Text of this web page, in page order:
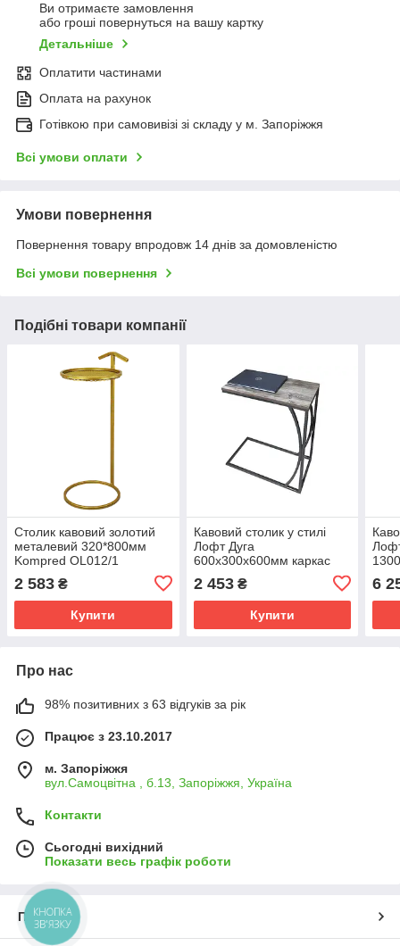
Ви отримаєте замовлення
або гроші повернуться на вашу картку
Детальніше
Оплатити частинами
Оплата на рахунок
Готівкою при самовивізі зі складу у м. Запоріжжя
Всі умови оплати
Умови повернення
Повернення товару впродовж 14 днів за домовленістю
Всі умови повернення
Подібні товари компанії
Столик кавовий золотий
металевий 320*800мм
Kompred OL012/1
2 583 ₴
Купити
Кавовий столик у стилі
Лофт Дуга
600х300х600мм каркас
Kompred OL207/1.1
2 453₴
Купити
6
Про нас
98% позитивних з 63 відгуків за рік
Працює з 23.10.2017
м. Запоріжжя
вул.Самоцвітна , б.13, Запоріжжя, Україна
Контакти
Сьогодні вихідний
Показати весь графік роботи
Про нас
КНОПКА
ЗВ'ЯЗКУ